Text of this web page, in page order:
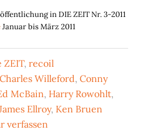
in DIE ZEIT Nr. 3-2011
Januar bis März 2011
ZEIT,recoil
Charles Willeford,Conny
McBain, Harry Rowohlt,
Ellroy, Ken Bruen
verfassen